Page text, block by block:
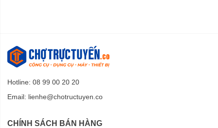
Hotline: 08 99 00 20 20
Email: lienhe@chotructuyen.co
CHÍNH SÁCH BÁN HÀNG